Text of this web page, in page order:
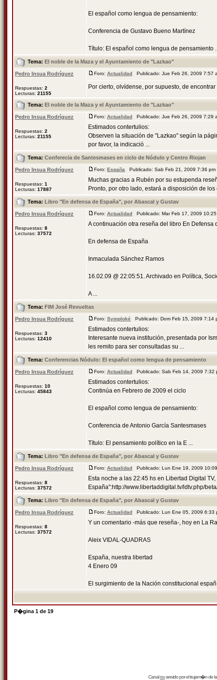
El español como lengua de pensamiento:
Conferencia de Gustavo Bueno Martínez
Título: El español como lengua de pensamiento
Tema: El noble de la Maza y el Ayuntamiento de "Lazkao"
Pedro Insua Rodríguez
Respuestas: 2
Lecturas: 21155
Foro: Actualidad Publicado: Jue Feb 26, 2009
Por cierto, olvídense, por supuesto, de
Tema: El noble de la Maza y el Ayuntamiento de "Lazkao"
Pedro Insua Rodríguez
Respuestas: 2
Lecturas: 21155
Foro: Actualidad Publicado: Jue Feb 26, 2009
Estimados contertulios:
Observen la situación de "Lazkao" según la
por favor, la indicació ...
Tema: Conferecia de Santesmases en ciclo de Nódulo y Centro Riojan
Pedro Insua Rodríguez
Respuestas: 1
Lecturas: 17887
Foro: España Publicado: Sab Feb 21, 2009 7:36
Muchas gracias a Rubén por su estupenda
Pronto, por otro lado, estará a disposición de
Tema: Libro "En defensa de España", por Abascal y Gustav
Pedro Insua Rodríguez
Respuestas: 8
Lecturas: 37572
Foro: Actualidad Publicado: Mar Feb 17, 2009
A continuación otra reseña del libro En Defensa
En defensa de España
Inmaculada Sánchez Ramos
16.02.09 @ 22:05:51. Archivado en Política,
A ...
Tema: FIM José Revueltas
Pedro Insua Rodríguez
Respuestas: 3
Lecturas: 12410
Foro: Symploké Publicado: Dom Feb 15, 2009
Estimados contertulios:
Interesante nueva institución, presentada por
les remito para ser consultadas su ...
Tema: Conferencias Nódulo: El español como lengua de pensamiento
Pedro Insua Rodríguez
Respuestas: 10
Lecturas: 45843
Foro: Actualidad Publicado: Sab Feb 14, 2009
Estimados contertulios:
Continúa en Febrero de 2009 el ciclo
El español como lengua de pensamiento:
Conferencia de Antonio García Santesmases
Título: El pensamiento político en la E ...
Tema: Libro "En defensa de España", por Abascal y Gustav
Pedro Insua Rodríguez
Respuestas: 8
Lecturas: 37572
Foro: Actualidad Publicado: Lun Ene 19, 2009
Esta noche a las 22:45 hs en Libertad Digital
España":http://www.libertaddigital.tv/ldtv.php/
Tema: Libro "En defensa de España", por Abascal y Gustav
Pedro Insua Rodríguez
Respuestas: 8
Lecturas: 37572
Foro: Actualidad Publicado: Lun Ene 05, 2009
Y un comentario -más que reseña-, hoy en La
Aleix VIDAL-QUADRAS
España, nuestra libertad
4 Enero 09
El surgimiento de la Nación constitucional españ
P�gina 1 de 19
Canalrssservido por eltrujam�nde